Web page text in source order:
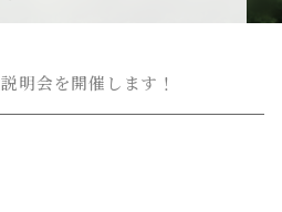
明会を開催します！